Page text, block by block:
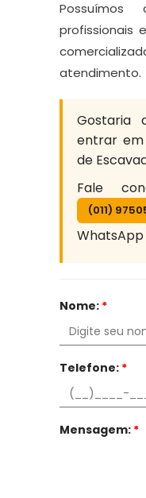
profissionais
atendimento.
Gostaria
entrar
de
Fale
(011)
WhatsApp
Nome: *
Telefone: *
Mensagem: *